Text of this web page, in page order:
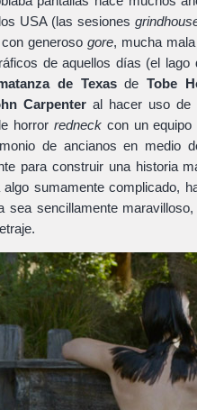
USA (las sesiones
generoso gore, mucha
de aquellos días (el
de Texasde Tobe
Carpenter al hacer uso de
horror redneckcon un equipo
de ancianos en medio
para construir una historia
algo sumamente complicado,
sea sencillamente